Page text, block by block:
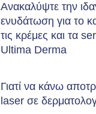
Ανακαλύψτε την
ενυδάτωση για το
τις κρέμες και τα
Ultima Derma
Γιατί να κάνω
laser σε